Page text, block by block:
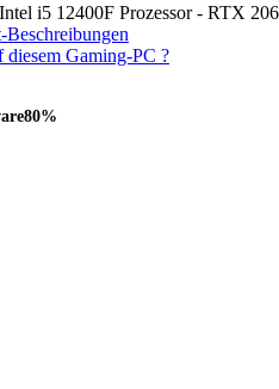
i5 12400F Prozessor - RTX
diesem Gaming-PC ?
80%